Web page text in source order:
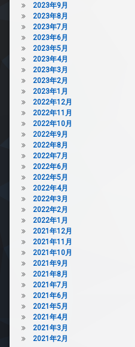
2023年9月
2023年8月
2023年7月
2023年6月
2023年5月
2023年4月
2023年3月
2023年2月
2023年1月
2022年12月
2022年11月
2022年10月
2022年9月
2022年8月
2022年7月
2022年6月
2022年5月
2022年4月
2022年3月
2022年2月
2022年1月
2021年12月
2021年11月
2021年10月
2021年9月
2021年8月
2021年7月
2021年6月
2021年5月
2021年4月
2021年3月
2021年2月